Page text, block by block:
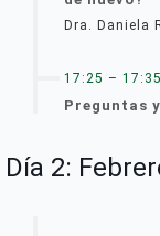
Dra. Daniela
17:25 – 17:35
Preguntas
Día 2: